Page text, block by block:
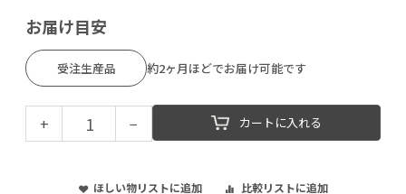
お届け目安
受注生産品 約2ヶ月ほどでお届け可能です
+ − カートに入れる
ほしい物リストに追加 比較リストに追加